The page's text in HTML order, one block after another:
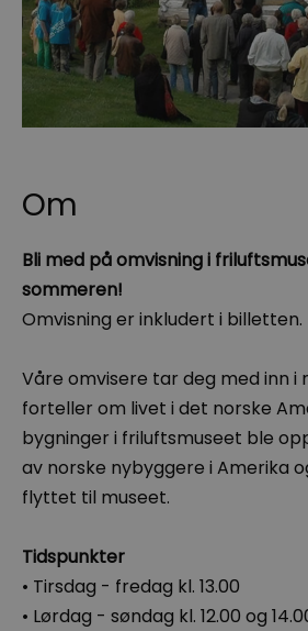
Om
Bli med på omvisning i
sommeren!
Omvisning er inkludert i billetten.
Våre omvisere tar deg med inn i
forteller om livet i det norske
bygninger i friluftsmuseet ble
av norske nybyggere i Amerika
flyttet til museet.
Tidspunkter
• Tirsdag - fredag kl. 13.00
• Lørdag - søndag kl. 12.00 og